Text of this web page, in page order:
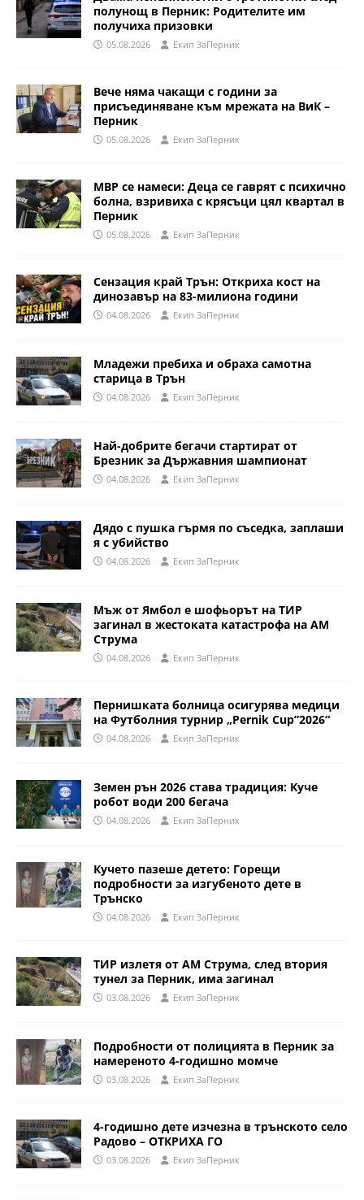
полунощ в Перник: Родителите им
получиха призовки
05.08.2026 Eкип ЗаПерник
Вече няма чакащи с години за
присъединяване към мрежата на ВиК –
Перник
05.08.2026 Eкип ЗаПерник
МВР се намеси: Деца се гаврят с психично
болна, взривиха с крясъци цял квартал в
Перник
05.08.2026 Eкип ЗаПерник
Сензация край Трън: Откриха кост на
динозавър на 83-милиона години
04.08.2026 Eкип ЗаПерник
Младежи пребиха и обраха самотна
старица в Трън
04.08.2026 Eкип ЗаПерник
Най-добрите бегачи стартират от
Брезник за Държавния шампионат
04.08.2026 Eкип ЗаПерник
Дядо с пушка гърмя по съседка, заплаши
я с убийство
04.08.2026 Eкип ЗаПерник
Мъж от Ямбол е шофьорът на ТИР
загинал в жестоката катастрофа на АМ
Струма
04.08.2026 Eкип ЗаПерник
Пернишката болница осигурява медици
на Футболния турнир „Pernik Cup”2026“
04.08.2026 Eкип ЗаПерник
Земен рън 2026 става традиция: Куче
робот води 200 бегача
04.08.2026 Eкип ЗаПерник
Кучето пазеше детето: Горещи
подробности за изгубеното дете в
Трънско
04.08.2026 Eкип ЗаПерник
ТИР излетя от АМ Струма, след втория
тунел за Перник, има загинал
03.08.2026 Eкип ЗаПерник
Подробности от полицията в Перник за
намереното 4-годишно момче
03.08.2026 Eкип ЗаПерник
4-годишно дете изчезна в трънското село
Радово – ОТКРИХА ГО
03.08.2026 Eкип ЗаПерник